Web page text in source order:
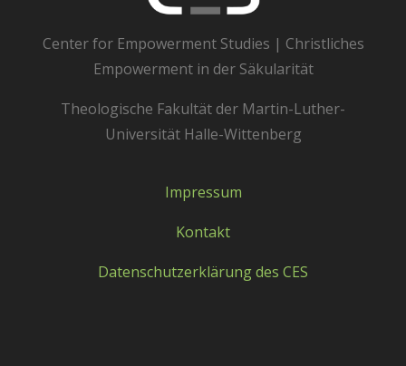
Center for Empowerment Studies | Christliches
Empowerment in der Säkularität
Theologische Fakultät der Martin-Luther-
Universität Halle-Wittenberg
Impressum
Kontakt
Datenschutzerklärung des CES